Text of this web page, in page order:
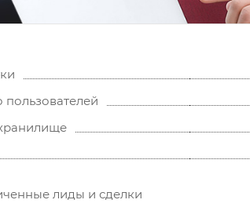
пользователей
лиды и сделки